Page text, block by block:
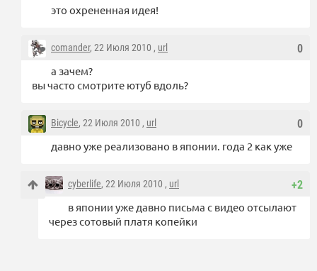
это охрененная идея!
0
comander, 22 Июля 2010 , url
а зачем?
вы часто смотрите ютуб вдоль?
0
Bicycle, 22 Июля 2010 , url
давно уже реализовано в японии. года 2 как уже
+2
cyberlife, 22 Июля 2010 , url
в японии уже давно письма с видео отсылают
через сотовый платя копейки